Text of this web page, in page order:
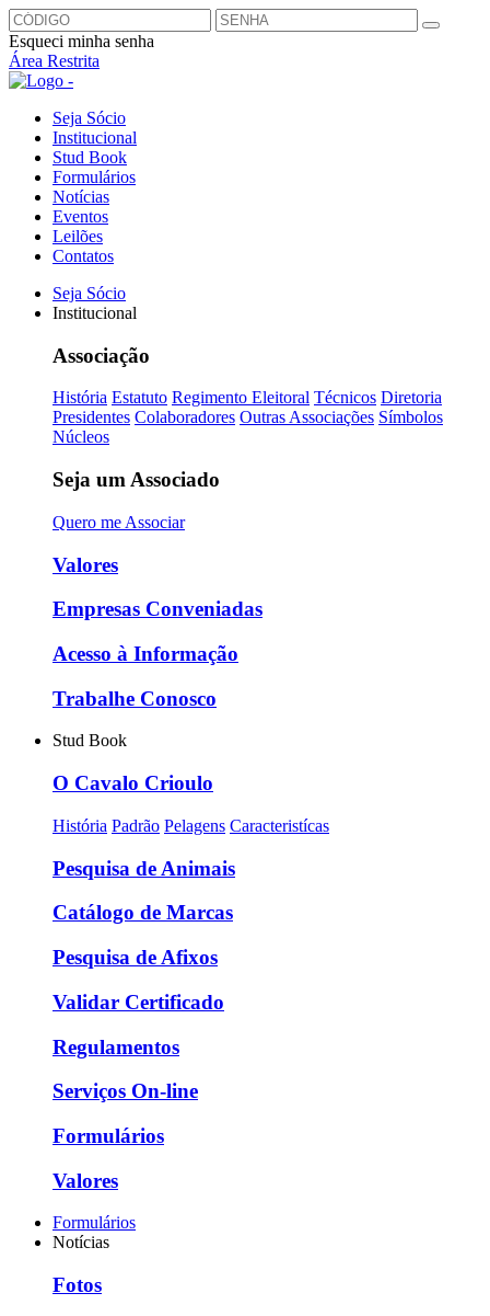
Esqueci minha senha
Área Restrita
Seja Sócio
Institucional
Stud Book
Formulários
Notícias
Eventos
Leilões
Contatos
Seja Sócio
Institucional
Associação
História Estatuto Regimento Eleitoral Técnicos Diretoria
Presidentes Colaboradores Outras Associações Símbolos
Núcleos
Seja um Associado
Quero me Associar
Valores
Empresas Conveniadas
Acesso à Informação
Trabalhe Conosco
Stud Book
O Cavalo Crioulo
História Padrão Pelagens Caracteristícas
Pesquisa de Animais
Catálogo de Marcas
Pesquisa de Afixos
Validar Certificado
Regulamentos
Serviços On-line
Formulários
Valores
Formulários
Notícias
Fotos